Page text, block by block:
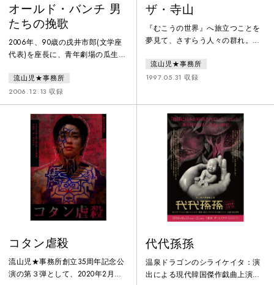
オールド・バンチ 男
たちの挽歌
2006年、90歳の戌井市郎(文学座
代表)を座長に、青年劇場の瓜生正
夫、中村哮夫、肝付兼太といった
平均年齢80歳のメンバーで高齢者
劇団＝パラダイス一座を旗揚げ。
美術：妹尾河童、音楽：高橋悠
治、宣伝写真：荒木経惟の豪華ス
タッフ。作：山元清多(黒テン
ト)、演出：流山児祥の劇作は、
「七人の侍」の登場人物よろしく
の銀行強盗団が繰り広げる荒唐無
稽のアクションコメディ。NHK劇
流山児★事務所
2006.12.13 収録
ザ・寺山
『むこうの世界』へ旅立つことを
夢見て、さすらう人々の群れ。い
的世界に引き戻されてしまう…。
鄭義信が寺山の劇世界をベースに
山劇の単なる復元ではなく、全編
に寺山作品の断片をちりばめ、寺
山が愛用した「世界の果て」とい
うモチーフを使いながら鄭自身の
劇世界に寺山修司を引き寄せる形
で新しい物語を作り上げた。1997
年版は作者鄭義信自らが演出を担
流山児★事務所
1997.05.31 収録
コタン虐殺
流山児★事務所創立35周年記念公
演の第３弾として、2020年2月、
代代孫孫
温泉ドラゴンのシライケイタ：演
出による現代韓国傑作戯曲上演シ